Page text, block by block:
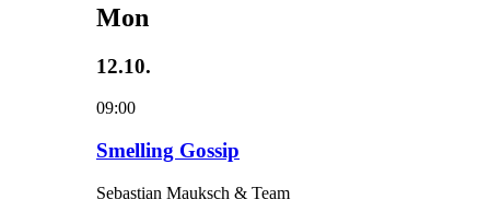
Mon
12.10.
09:00
Smelling Gossip
Sebastian Mauksch & Team